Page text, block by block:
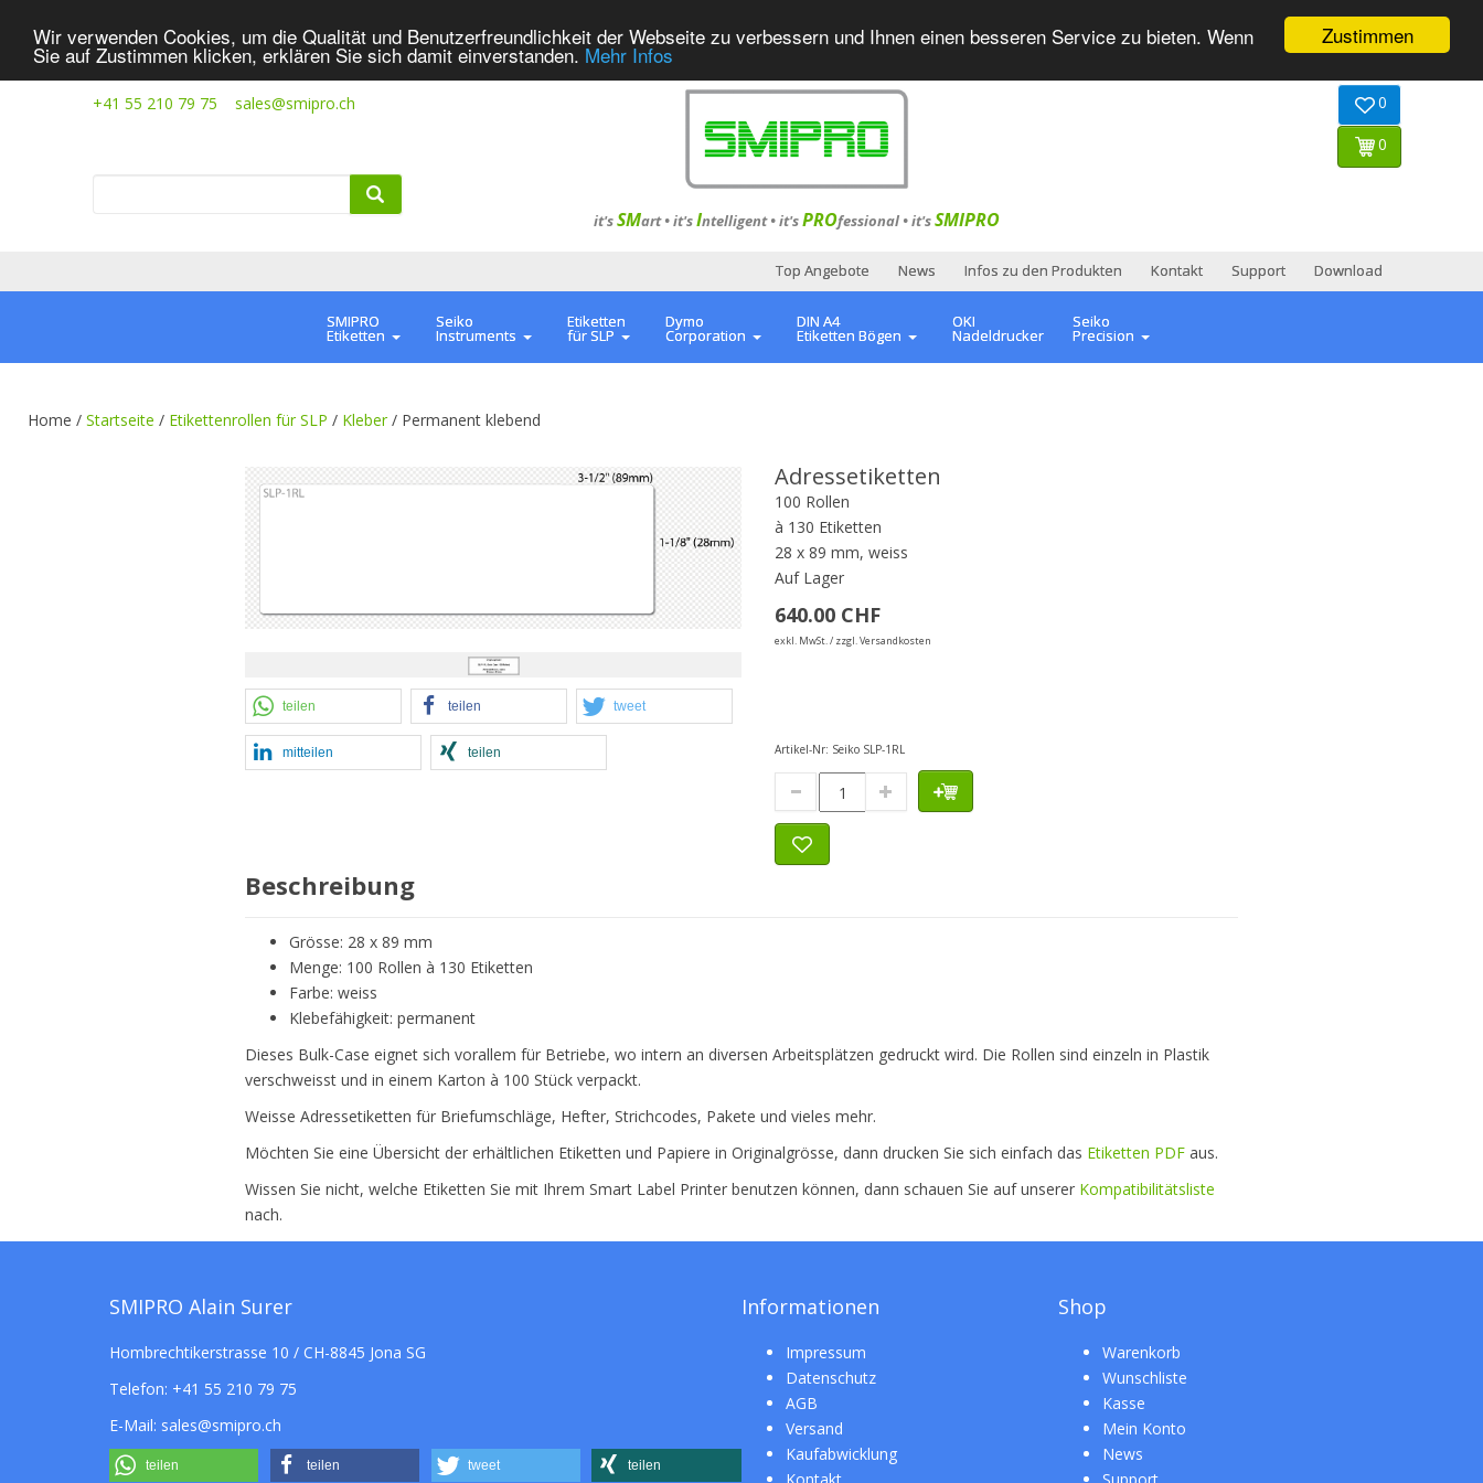
Zustimmen
Wir verwenden Cookies, um die Qualität und Benutzerfreundlichkeit der Webseite zu verbessern und Ihnen einen besseren Service zu bieten. Wenn
Sie auf Zustimmen klicken, erklären Sie sich damit einverstanden. Mehr Infos
+41 55 210 79 75 sales@smipro.ch
it'sSMart •it'sIntelligent•it'sPROfessional•it'sSMIPRO
0
0
Top Angebote News Infos zu den Produkten Kontakt Support Download
SMIPRO
Etiketten
Seiko
Instruments
Etiketten
für SLP
Dymo
Corporation
DIN A4
Etiketten Bögen
OKI
Nadeldrucker
Seiko
Precision
Home / Startseite / Etikettenrollen für SLP / Kleber / Permanent klebend
teilen teilen tweet
mitteilen teilen
Adressetiketten
100 Rollen
à 130 Etiketten
28 x 89 mm, weiss
Auf Lager
640.00 CHF
exkl. MwSt. / zzgl. Versandkosten
Artikel-Nr: Seiko SLP-1RL
Beschreibung
Grösse: 28 x 89 mm
Menge: 100 Rollen à 130 Etiketten
Farbe: weiss
Klebefähigkeit: permanent
Dieses Bulk-Case eignet sich vorallem für Betriebe, wo intern an diversen Arbeitsplätzen gedruckt wird. Die Rollen sind einzeln in Plastik
verschweisst und in einem Karton à 100 Stück verpackt.
Weisse Adressetiketten für Briefumschläge, Hefter, Strichcodes, Pakete und vieles mehr.
Möchten Sie eine Übersicht der erhältlichen Etiketten und Papiere in Originalgrösse, dann drucken Sie sich einfach das Etiketten PDF aus.
Wissen Sie nicht, welche Etiketten Sie mit Ihrem Smart Label Printer benutzen können, dann schauen Sie auf unserer Kompatibilitätsliste
nach.
SMIPRO Alain Surer
Hombrechtikerstrasse 10 / CH-8845 Jona SG
Telefon: +41 55 210 79 75
E-Mail: sales@smipro.ch
teilen teilen tweet teilen
Informationen
Impressum
Datenschutz
AGB
Versand
Kaufabwicklung
Shop
Warenkorb
Wunschliste
Kasse
Mein Konto
News